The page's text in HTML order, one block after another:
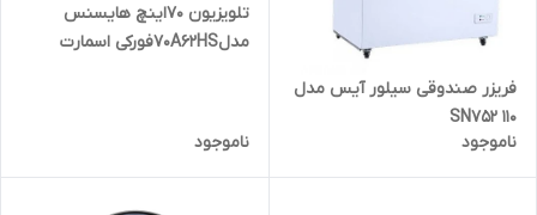
فریزر صندوقی سیلور آیس مدل
110 SN752
ناموجود
تلویزیون ۷۰اینچ هایسنس
مدل70A62HSفورکی اسمارت
ناموجود